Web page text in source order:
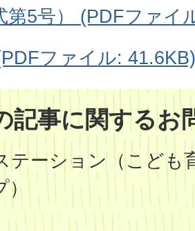
第5号） (PDFファイ
ファイル: 41.6KB)
記事に関するお
テーション（こども